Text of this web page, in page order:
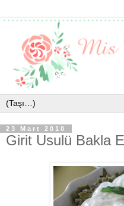
23 Mart 2010
Girit Usulü Bakla